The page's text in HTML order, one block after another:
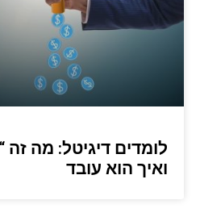
לומדים דיגיטל: מה זה
ואיך הוא עובד